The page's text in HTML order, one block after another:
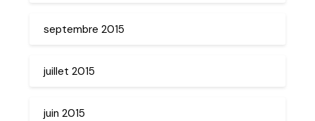
septembre 2015
juillet 2015
juin 2015